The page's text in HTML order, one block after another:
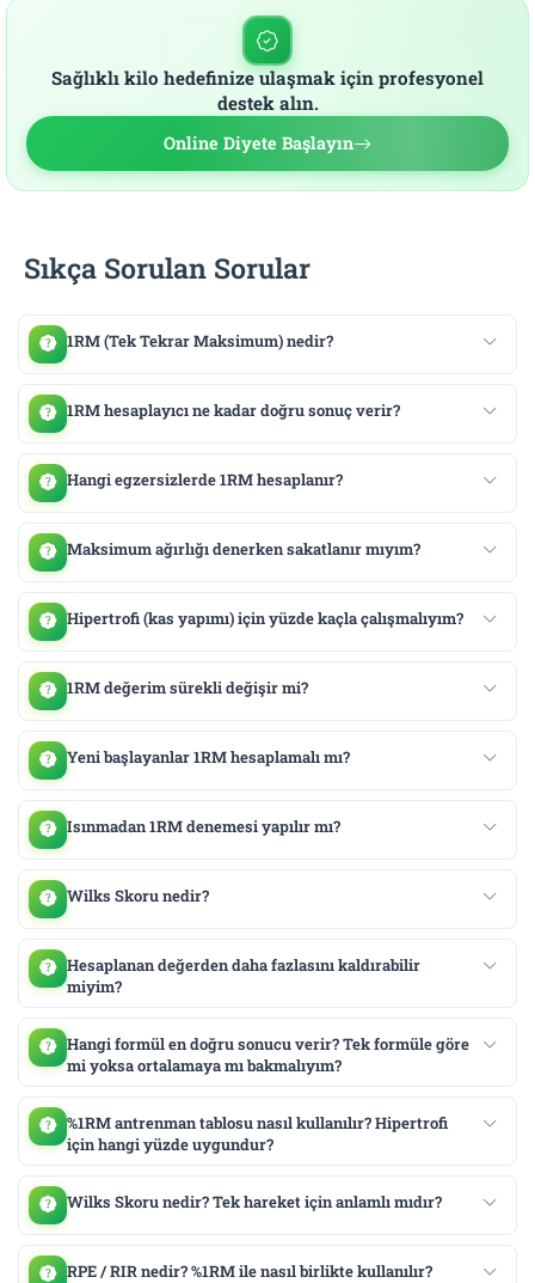
Sağlıklı kilo hedefinize ulaşmak için profesyonel
destek alın.
Online Diyete Başlayın
Sıkça Sorulan Sorular
1RM (Tek Tekrar Maksimum) nedir?
1RM hesaplayıcı ne kadar doğru sonuç verir?
Hangi egzersizlerde 1RM hesaplanır?
Maksimum ağırlığı denerken sakatlanır mıyım?
Hipertrofi (kas yapımı) için yüzde kaçla çalışmalıyım?
1RM değerim sürekli değişir mi?
Yeni başlayanlar 1RM hesaplamalı mı?
Isınmadan 1RM denemesi yapılır mı?
Wilks Skoru nedir?
Hesaplanan değerden daha fazlasını kaldırabilir
miyim?
Hangi formül en doğru sonucu verir? Tek formüle göre
mi yoksa ortalamaya mı bakmalıyım?
%1RM antrenman tablosu nasıl kullanılır? Hipertrofi
için hangi yüzde uygundur?
Wilks Skoru nedir? Tek hareket için anlamlı mıdır?
RPE / RIR nedir? %1RM ile nasıl birlikte kullanılır?